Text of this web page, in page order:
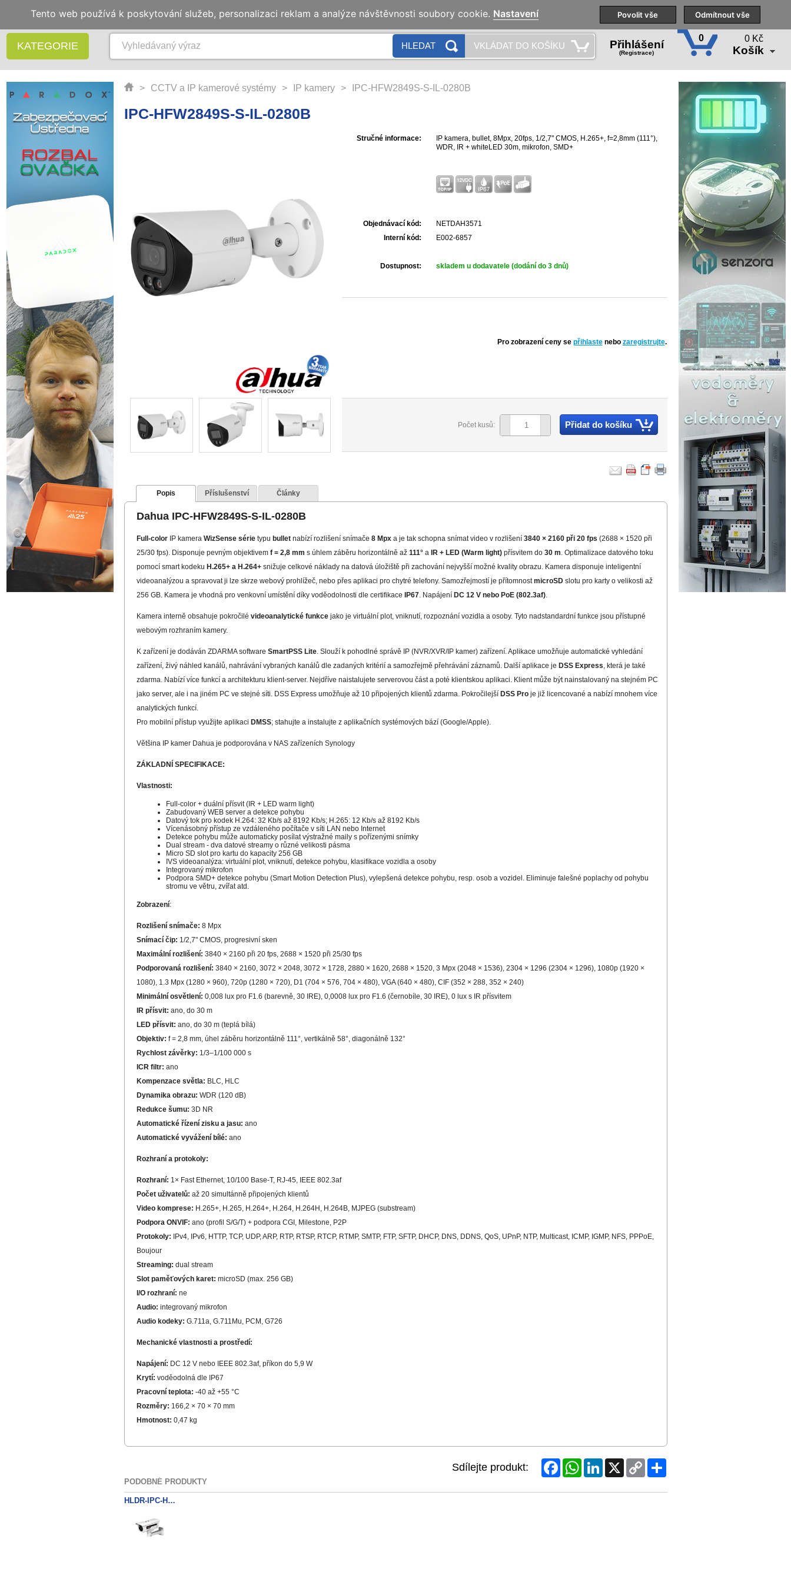
Naše pobočky Technická podpora Školení
KATEGORIE HLEDAT VKLÁDAT DO KOŠÍKU Přihlášení
(Registrace)
0 0 Kč
Košík
> CCTV a IP kamerové systémy > IP kamery > IPC-HFW2849S-S-IL-0280B
IPC-HFW2849S-S-IL-0280B
Stručné informace:
IP kamera, bullet, 8Mpx, 20fps, 1/2,7" CMOS, H.265+, f=2,8mm (111°),
WDR, IR + whiteLED 30m, mikrofon, SMD+
Objednávací kód:
NETDAH3571
Interní kód:
E002-6857
Dostupnost: skladem u dodavatele (dodání do 3 dnů)
Pro zobrazení ceny se přihlaste nebo zaregistrujte.
Počet kusů: Přidat do košíku
Popis Příslušenství Články
Dahua IPC-HFW2849S-S-IL-0280B
Full-colorIP kamera WizSense sérietypu bulletnabízí rozlišení snímače 8 Mpxa je tak schopna snímat video v rozlišení 3840 × 2160 při 20 fps (2688 × 1520 při
25/30 fps). Disponuje pevným objektivem f = 2,8 mm s úhlem záběru horizontálně až 111°a IR + LED (Warm light)přísvitem do 30 m . Optimalizace datového toku
pomocí smart kodeku H.265+ a H.264+snižuje celkové náklady na datová úložiště při zachování nejvyšší možné kvality obrazu. Kamera disponuje inteligentní
videoanalýzou a spravovat ji lze skrze webový prohlížeč, nebo přes aplikaci pro chytré telefony. Samozřejmostí je přítomnostmicroSDslotu pro karty o velikosti až
256 GB. Kamera je vhodná pro venkovní umístění díky voděodolnosti dle certifikace IP67. Napájení DC 12 V nebo PoE (802.3af).
Kamera interně obsahuje pokročilé videoanalytické funkcejako je virtuální plot, vniknutí, rozpoznání vozidla a osoby. Tyto nadstandardní funkce jsou přístupné
webovým rozhraním kamery.
K zařízení je dodáván ZDARMA software SmartPSS Lite. Slouží k pohodlné správě IP (NVR/XVR/IP kamer) zařízení. Aplikace umožňuje automatické vyhledání
zařízení, živý náhled kanálů, nahrávání vybraných kanálů dle zadaných kritérií a samozřejmě přehrávání záznamů. Další aplikace je DSS Express , která je také
zdarma. Nabízí více funkcí a architekturu klient-server. Nejdříve naistalujete serverovou část a poté klientskou aplikaci. Klient může být nainstalovaný na stejném PC
jako server, ale i na jiném PC ve stejné síti. DSS Express umožňuje až 10 připojených klientů zdarma. Pokročilejší DSS Proje již licencované a nabízí mnohem více
analytických funkcí.
Pro mobilní přístup využijte aplikaci DMSS; stahujte a instalujte z aplikačních systémových bází (Google/Apple).
Většina IP kamer Dahua je podporována v NAS zařízeních Synology
ZÁKLADNÍ SPECIFIKACE:
Vlastnosti:
Full-color + duální přísvit (IR + LED warm light)
Zabudovaný WEB server a detekce pohybu
Datový tok pro kodek H.264: 32 Kb/s až 8192 Kb/s; H.265: 12 Kb/s až 8192 Kb/s
Vícenásobný přístup ze vzdáleného počítače v síti LAN nebo Internet
Detekce pohybu může automaticky posílat výstražné maily s pořízenými snímky
Dual stream - dva datové streamy o různé velikosti pásma
Micro SD slot pro kartu do kapacity 256 GB
IVS videoanalýza: virtuální plot, vniknutí, detekce pohybu, klasifikace vozidla a osoby
Integrovaný mikrofon
Podpora SMD+ detekce pohybu (Smart Motion Detection Plus), vylepšená detekce pohybu, resp. osob a vozidel. Eliminuje falešné poplachy od pohybu
stromu ve větru, zvířat atd.
Zobrazení:
Rozlišení snímače: 8 Mpx
Snímací čip: 1/2,7" CMOS, progresivní sken
Maximální rozlišení: 3840 × 2160 při 20 fps, 2688 × 1520 při 25/30 fps
Podporovaná rozlišení: 3840 × 2160, 3072 × 2048, 3072 × 1728, 2880 × 1620, 2688 × 1520, 3 Mpx (2048 × 1536), 2304 × 1296 (2304 × 1296), 1080p (1920 ×
1080), 1.3 Mpx (1280 × 960), 720p (1280 × 720), D1 (704 × 576, 704 × 480), VGA (640 × 480), CIF (352 × 288, 352 × 240)
Minimální osvětlení: 0,008 lux pro F1.6 (barevně, 30 IRE), 0,0008 lux pro F1.6 (černobíle, 30 IRE), 0 lux s IR přísvitem
IR přísvit: ano, do 30 m
LED přísvit: ano, do 30 m (teplá bílá)
Objektiv: f = 2,8 mm, úhel záběru horizontálně 111°, vertikálně 58°, diagonálně 132°
Rychlost závěrky: 1/3–1/100 000 s
ICR filtr: ano
Kompenzace světla: BLC, HLC
Dynamika obrazu: WDR (120 dB)
Redukce šumu: 3D NR
Automatické řízení zisku a jasu: ano
Automatické vyvážení bílé: ano
Rozhraní a protokoly:
Rozhraní: 1× Fast Ethernet, 10/100 Base-T, RJ-45, IEEE 802.3af
Počet uživatelů: až 20 simultánně připojených klientů
Video komprese: H.265+, H.265, H.264+, H.264, H.264H, H.264B, MJPEG (substream)
Podpora ONVIF: ano (profil S/G/T) + podpora CGI, Milestone, P2P
Protokoly: IPv4, IPv6, HTTP, TCP, UDP, ARP, RTP, RTSP, RTCP, RTMP, SMTP, FTP, SFTP, DHCP, DNS, DDNS, QoS, UPnP, NTP, Multicast, ICMP, IGMP, NFS, PPPoE,
Boujour
Streaming: dual stream
Slot paměťových karet: microSD (max. 256 GB)
I/O rozhraní: ne
Audio: integrovaný mikrofon
Audio kodeky: G.711a, G.711Mu, PCM, G726
Mechanické vlastnosti a prostředí:
Napájení: DC 12 V nebo IEEE 802.3af, příkon do 5,9 W
Krytí: voděodolná dle IP67
Pracovní teplota: -40 až +55 °C
Rozměry: 166,2 × 70 × 70 mm
Hmotnost: 0,47 kg
Sdílejte produkt: FacebookWhatsAppLinkedIn
X
Copy
Link
Share
PODOBNÉ PRODUKTY
HLDR-IPC-HFW5200DP-0600B
Tento web používá k poskytování služeb, personalizaci reklam a analýze návštěvnosti soubory cookie. Nastavení Povolit vše Odmítnout vše